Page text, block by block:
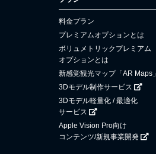
料金プラン
プレミアムオプションとは
ボリュメトリックプレミアム
オプションとは
新感覚観光マップ「AR Maps」
3Dモデル制作サービス
3Dモデル軽量化 / 最適化
サービス
Apple Vision Pro向け
コンテンツ/新規事業開発